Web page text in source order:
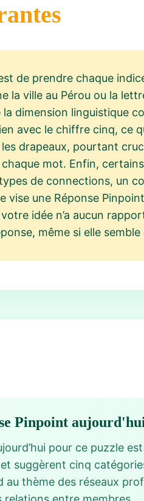
de prendre chaque
la ville au Pérou ou la
dimension linguistique
avec le chiffre cinq, ce
drapeaux, pourtant
mot. Enfin,
de connections, un
vise une Réponse
idée n’a aucun
même si elle
Pinpoint
pour ce puzzle
suggèrent cinq
thème des réseaux